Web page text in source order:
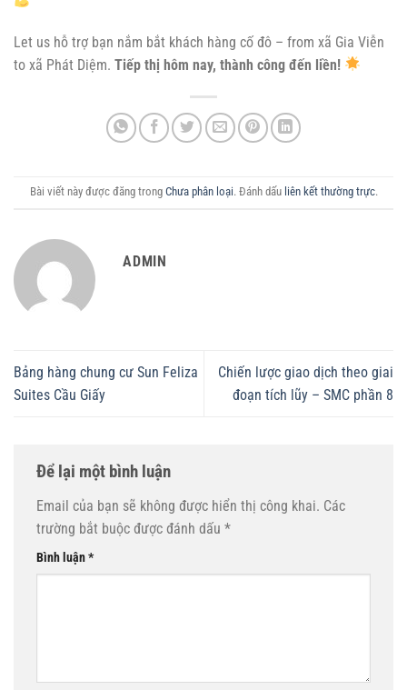
Let us hỗ trợ bạn nắm bắt khách hàng cố đô – from xã Gia Viễn
to xã Phát Diệm. Tiếp thị hôm nay, thành công đến liền!
Bài viết này được đăng trong Chưa phân loại. Đánh dấu liên kết thường trực.
ADMIN
Bảng hàng chung cư Sun Feliza
Suites Cầu Giấy
Chiến lược giao dịch theo giai
đoạn tích lũy – SMC phần 8
Để lại một bình luận
Email của bạn sẽ không được hiển thị công khai. Các
trường bắt buộc được đánh dấu *
Bình luận*